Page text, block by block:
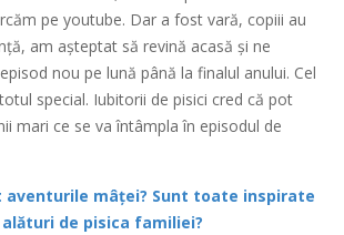
pe youtube. Dar a fost vară, copiii au
am așteptat să revină acasă și ne
nou pe lună până la finalul anului. Cel
special. Iubitorii de pisici cred că pot
mari ce se va întâmpla în episodul de
aventurile mâței? Sunt toate inspirate
de pisica familiei?